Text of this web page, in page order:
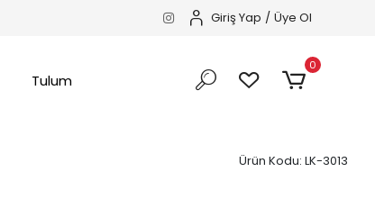
Giriş Yap / Üye Ol
Tulum
0
Ürün Kodu: LK-3013